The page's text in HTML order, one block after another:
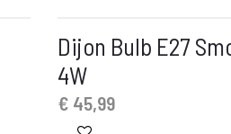
Dijon Bulb E27
4W
€ 45,99